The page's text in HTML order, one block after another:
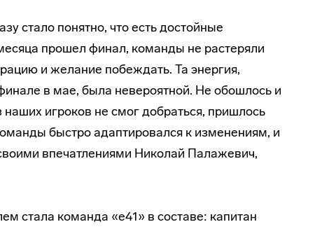
стало понятно, что есть достойные
прошел финал, команды не растеряли
и желание побеждать. Та энергия,
в мае, была невероятной. Не обошлось и
игроков не смог добраться, пришлось
быстро адаптировался к изменениям, и
впечатлениями Николай Палажевич,
стала команда «е41» в составе: капитан